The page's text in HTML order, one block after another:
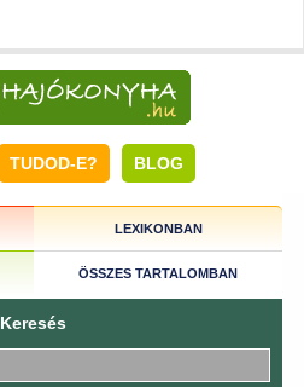
TUDOD-E? BLOG
LEXIKONBAN
ÖSSZES TARTALOMBAN
Keresés